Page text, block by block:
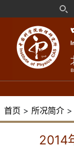
首页 > 所况简介 >
2014